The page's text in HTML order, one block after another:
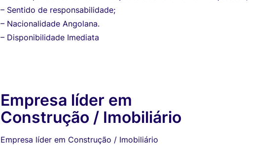
– Sentido de responsabilidade;
– Nacionalidade Angolana.
– Disponibilidade Imediata
Empresa líder em
Construção / Imobiliário
Empresa líder em Construção / Imobiliário